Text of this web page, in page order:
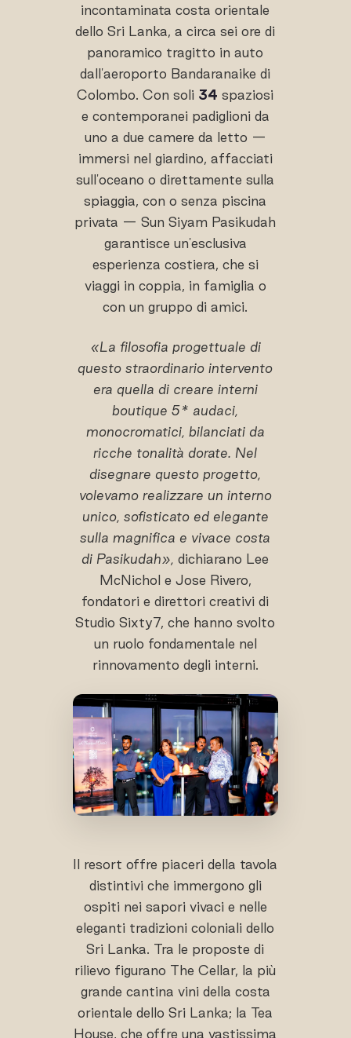
incontaminata costa orientale
dello Sri Lanka, a circa sei ore di
panoramico tragitto in auto
dall'aeroporto Bandaranaike di
Colombo. Con soli 34 spaziosi
e contemporanei padiglioni da
uno a due camere da letto —
immersi nel giardino, affacciati
sull'oceano o direttamente sulla
spiaggia, con o senza piscina
privata — Sun Siyam Pasikudah
garantisce un'esclusiva
esperienza costiera, che si
viaggi in coppia, in famiglia o
con un gruppo di amici.
«La filosofia progettuale di
questo straordinario intervento
era quella di creare interni
boutique 5* audaci,
monocromatici, bilanciati da
ricche tonalità dorate. Nel
disegnare questo progetto,
volevamo realizzare un interno
unico, sofisticato ed elegante
sulla magnifica e vivace costa
di Pasikudah», dichiarano Lee
McNichol e Jose Rivero,
fondatori e direttori creativi di
Studio Sixty7, che hanno svolto
un ruolo fondamentale nel
rinnovamento degli interni.
Il resort offre piaceri della tavola
distintivi che immergono gli
ospiti nei sapori vivaci e nelle
eleganti tradizioni coloniali dello
Sri Lanka. Tra le proposte di
rilievo figurano The Cellar, la più
grande cantina vini della costa
orientale dello Sri Lanka; la Tea
House, che offre una vastissima